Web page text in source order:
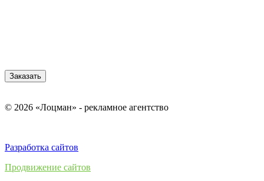
Заказать
© 2026 «Лоцман» - рекламное агентство
Разработка сайтов
Продвижение сайтов